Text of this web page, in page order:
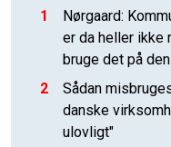
1
Nørgaard:
er da heller ikke
bruge det på
2
Sådan
danske
ulovligt"